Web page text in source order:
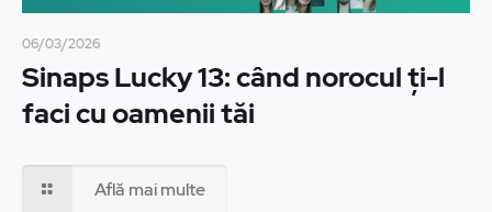
06/03/2026
Sinaps Lucky 13: când norocul ți-l
faci cu oamenii tăi
Află mai multe